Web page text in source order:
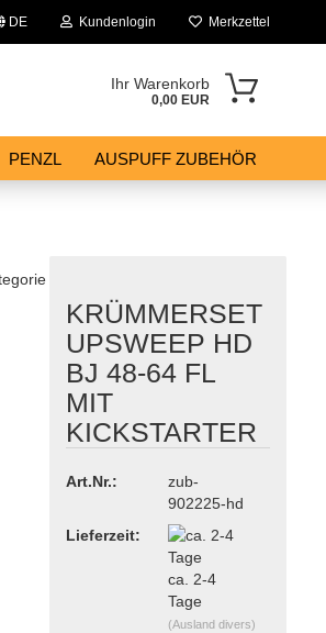
DE Kundenlogin Merkzettel
Ihr Warenkorb
0,00 EUR
PENZL AUSPUFF ZUBEHÖR
KRÜMMERSET
UPSWEEP HD
BJ 48-64 FL
MIT
KICKSTARTER
Art.Nr.:
zub-
902225-hd
Lieferzeit:
ca. 2-4
Tage
(Ausland divers)